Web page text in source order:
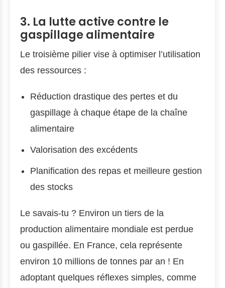
3. La lutte active contre le
gaspillage alimentaire
Le troisième pilier vise à optimiser l’utilisation
des ressources :
Réduction drastique des pertes et du
gaspillage à chaque étape de la chaîne
alimentaire
Valorisation des excédents
Planification des repas et meilleure gestion
des stocks
Le savais-tu ? Environ un tiers de la
production alimentaire mondiale est perdue
ou gaspillée. En France, cela représente
environ 10 millions de tonnes par an ! En
adoptant quelques réflexes simples, comme